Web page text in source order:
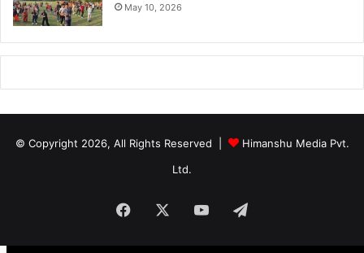
May 10, 2026
© Copyright 2026, All Rights Reserved |
Himanshu Media Pvt.
Ltd.
Facebook YouTubeTelegram